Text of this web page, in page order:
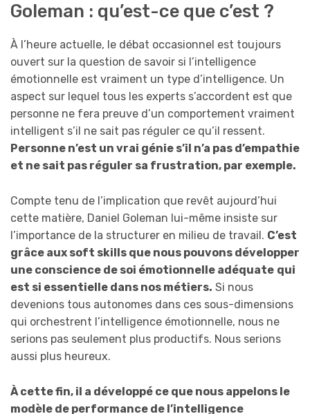
Goleman : qu’est-ce que c’est ?
À l’heure actuelle, le débat occasionnel est toujours
ouvert sur la question de savoir si l’intelligence
émotionnelle est vraiment un type d’intelligence. Un
aspect sur lequel tous les experts s’accordent est que
personne ne fera preuve d’un comportement vraiment
intelligent s’il ne sait pas réguler ce qu’il ressent.
Personne n’est un vrai génie s’il n’a pas d’empathie
et ne sait pas réguler sa frustration, par exemple.
Compte tenu de l’implication que revêt aujourd’hui
cette matière, Daniel Goleman lui-même insiste sur
l’importance de la structurer en milieu de travail. C’est
grâce aux soft skills que nous pouvons développer
une conscience de soi émotionnelle adéquate qui
est si essentielle dans nos métiers. Si nous
devenions tous autonomes dans ces sous-dimensions
qui orchestrent l’intelligence émotionnelle, nous ne
serions pas seulement plus productifs. Nous serions
aussi plus heureux.
À cette fin, il a développé ce que nous appelons le
modèle de performance de l’intelligence